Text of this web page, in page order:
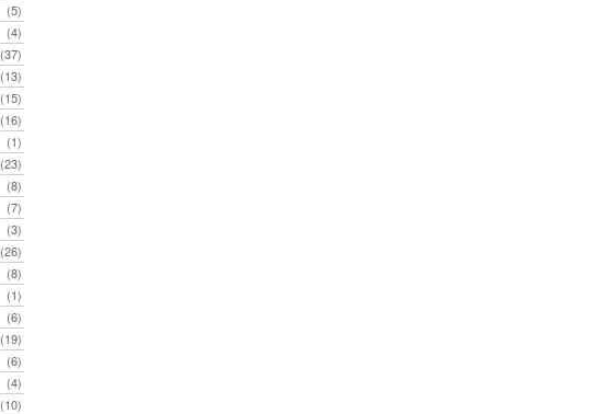
(5)
(4)
(37)
(13)
(15)
(16)
(1)
(23)
(8)
(7)
(3)
(26)
(8)
(1)
(6)
(19)
(6)
(4)
(10)